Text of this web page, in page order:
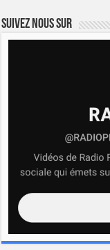
Suivez nous sur